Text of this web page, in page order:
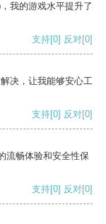
我的游戏水平提升了
支持[0] 反对[0]
决，让我能够安心工
支持[0] 反对[0]
流畅体验和安全性保
支持[0] 反对[0]